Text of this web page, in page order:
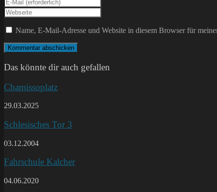
Namen
oder
Benutzernamen
zum
Kommentieren
ein
deine
E-
Mail-
Adresse
zum
Kommentieren
Gib
deine
Website-
ein
(optional)
Name, E-Mail-Adresse und Website in diesem Browser für
Das könnte dir auch gefallen
Chamissoplatz
29.03.2025
Schlesisches Tor 3
03.12.2004
Fahrschule Kalcher
04.06.2020